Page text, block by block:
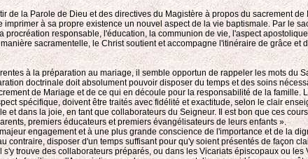
de la Parole de Dieu et des directives du Magistère à propos du sacrement
à sa propre existence un nouvel aspect de la vie baptismale. Par le
procréation responsable, l'éducation, la communion de vie, l'aspect
sacramentelle, le Christ soutient et accompagne l'itinéraire de grâce
à la préparation au mariage, il semble opportun de rappeler les mots du
doctrinale doit absolument pouvoir disposer du temps et des soins
de Mariage et de ce qui en découle pour la responsabilité de la
spécifique, doivent être traités avec fidélité et exactitude, selon le clair
dans la joie, en tant que collaborateurs du Seigneur. Il est bon que ces
premiers éducateurs et premiers évangélisateurs de leurs enfants ».
engagement et à une plus grande conscience de l'importance et de la
disposer d'un temps suffisant pour qu'y soient présentés de façon
trouve des collaborateurs préparés, ou dans les Vicariats épiscopaux ou